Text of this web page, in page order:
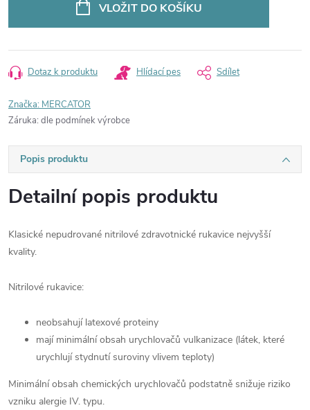
VLOŽIT DO KOŠÍKU
Dotaz k produktu Hlídací pes Sdílet
Značka: MERCATOR
Záruka: dle podmínek výrobce
Popis produktu
Detailní popis produktu
Klasické nepudrované nitrilové zdravotnické rukavice nejvyšší
kvality.
Nitrilové rukavice:
neobsahují latexové proteiny
mají minimální obsah urychlovačů vulkanizace (látek, které
urychlují stydnutí suroviny vlivem teploty)
Minimální obsah chemických urychlovačů podstatně snižuje riziko
vzniku alergie IV. typu.